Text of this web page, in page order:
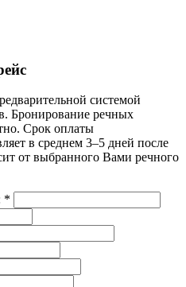
системой
Бронирование речных
Срок оплаты
в среднем 3–5 дней после
от выбранного Вами речного
*